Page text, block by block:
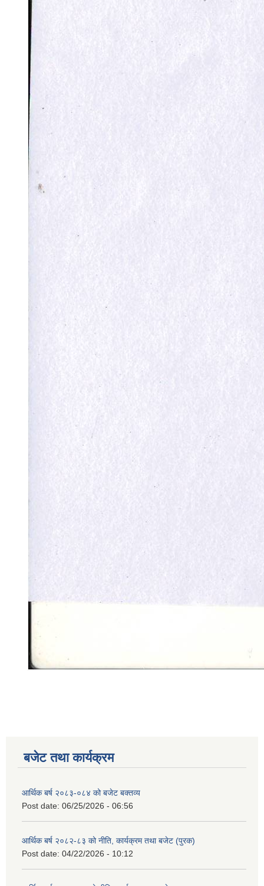
बजेट तथा कार्यक्रम
आर्थिक बर्ष २०८३-०८४ को बजेट बक्तव्य
Post date: 06/25/2026 - 06:56
आर्थिक बर्ष २०८२-८३ को नीति, कार्यक्रम तथा बजेट (पुरक)
Post date: 04/22/2026 - 10:12